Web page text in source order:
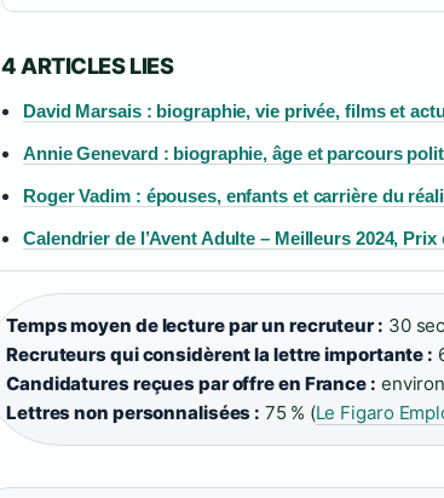
4 ARTICLES LIES
David Marsais : biographie, vie privée, films et
Annie Genevard : biographie, âge et parcours
Roger Vadim : épouses, enfants et carrière du
Calendrier de l’Avent Adulte – Meilleurs 2024, Prix
Temps moyen de lecture par un recruteur : 30
Recruteurs qui considèrent la lettre importante :
Candidatures reçues par offre en France : environ
Lettres non personnalisées : 75 % (Le Figaro